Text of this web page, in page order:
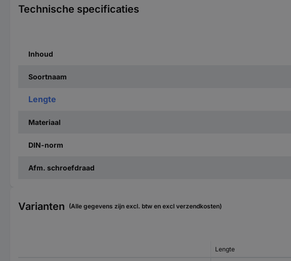
Technische specificaties
Inhoud
Soortnaam
Lengte
Materiaal
DIN-norm
Afm. schroefdraad
Varianten (Alle gegevens zijn excl. btw en excl verzendkosten)
Lengte